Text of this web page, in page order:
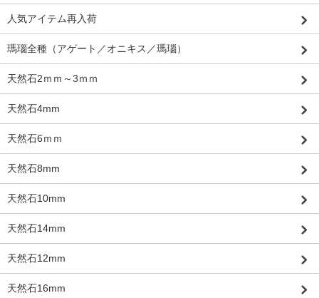
人気アイテム再入荷
瑪瑙全種（アゲート／オニキス／瑪瑙）
天然石2ｍｍ～3ｍｍ
天然石4mm
天然石6ｍｍ
天然石8mm
天然石10mm
天然石14mm
天然石12mm
天然石16mm